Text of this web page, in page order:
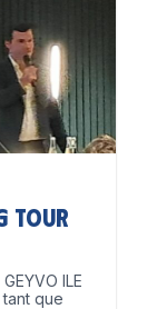
Tour
ILE
tant que